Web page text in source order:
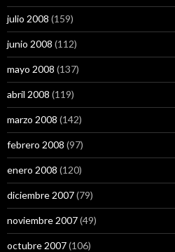
julio 2008 (159)
junio 2008 (112)
mayo 2008 (137)
abril 2008 (119)
marzo 2008 (142)
febrero 2008 (97)
enero 2008 (120)
diciembre 2007(79)
noviembre 2007(49)
octubre 2007(106)